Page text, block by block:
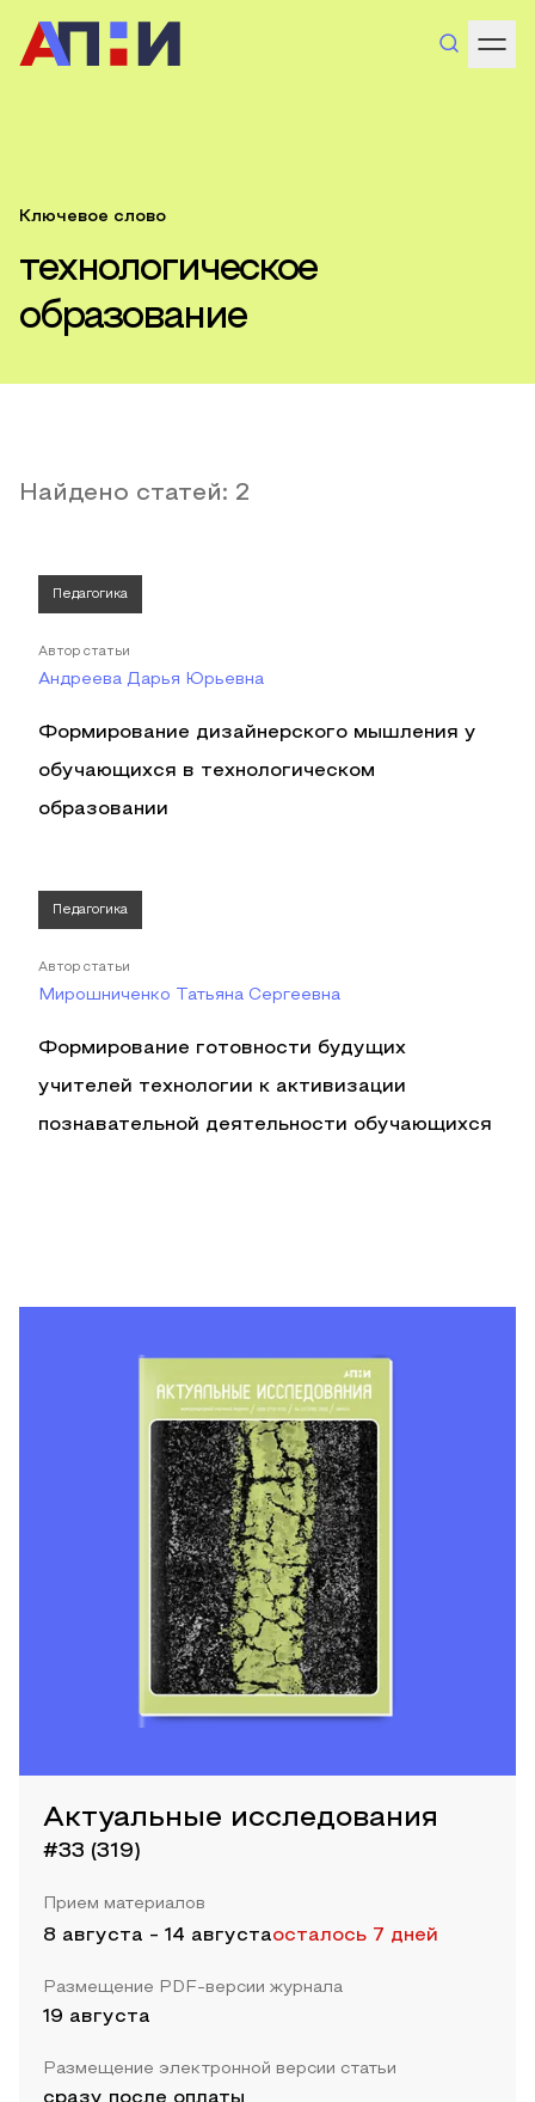
Ключевое слово
технологическое
образование
Найдено статей: 2
Педагогика
Автор статьи
Андреева Дарья Юрьевна
Формирование дизайнерского мышления у
обучающихся в технологическом
образовании
Педагогика
Автор статьи
Мирошниченко Татьяна Сергеевна
Формирование готовности будущих
учителей технологии к активизации
познавательной деятельности обучающихся
Актуальные исследования
#33 (319)
Прием материалов
8 августа - 14 августаосталось 7 дней
Размещение PDF-версии журнала
19 августа
Размещение электронной версии статьи
сразу после оплаты